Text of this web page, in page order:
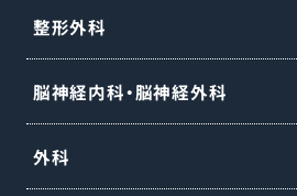
整形外科
脳神経内科・脳神経外科
外科